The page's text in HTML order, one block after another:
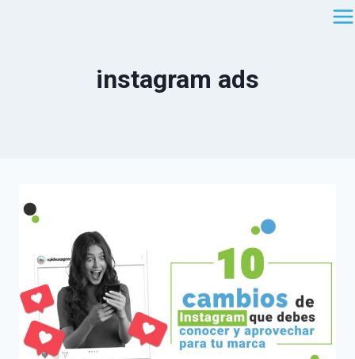
instagram ads